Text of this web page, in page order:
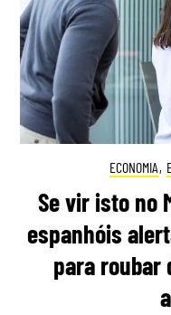
ECONOMIA,
Se vir isto no
espanhóis
para roubar